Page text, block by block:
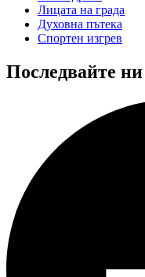
Лицата на града
Духовна пътека
Спортен изгрев
Последвайте ни